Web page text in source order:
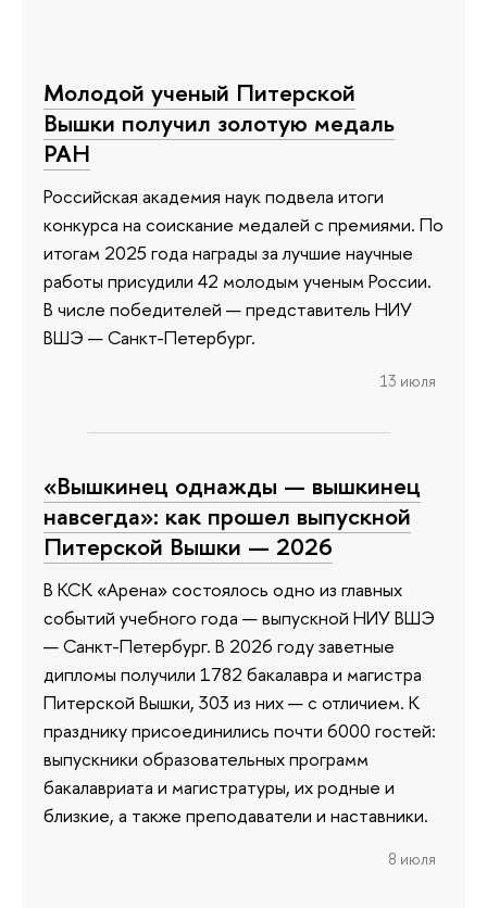
Молодой ученый Питерской
Вышки получил золотую медаль
РАН
Российская академия наук подвела итоги
конкурса на соискание медалей с премиями. По
итогам 2025 года награды за лучшие научные
работы присудили 42 молодым ученым России.
В числе победителей — представитель НИУ
ВШЭ — Санкт-Петербург.
13 июля
«Вышкинец однажды — вышкинец
навсегда»: как прошел выпускной
Питерской Вышки — 2026
В КСК «Арена» состоялось одно из главных
событий учебного года — выпускной НИУ ВШЭ
— Санкт-Петербург. В 2026 году заветные
дипломы получили 1782 бакалавра и магистра
Питерской Вышки, 303 из них — с отличием. К
празднику присоединились почти 6000 гостей:
выпускники образовательных программ
бакалавриата и магистратуры, их родные и
близкие, а также преподаватели и наставники.
8 июля